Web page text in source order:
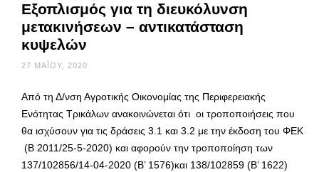
Εξοπλισμός για τη διευκόλυνση
μετακινήσεων – αντικατάσταση
κυψελών
27 ΜΑΪ́ΟΥ, 2020
Από τη Δ/νση Αγροτικής Οικονομίας της Περιφερειακής
Ενότητας Τρικάλων ανακοινώνεται ότι οι τροποποιήσεις που
θα ισχύσουν για τις δράσεις 3.1 και 3.2 με την έκδοση του ΦΕΚ
(Β 2011/25-5-2020) και αφορούν την τροποποίηση των
137/102856/14-04-2020 (Β’ 1576)και 138/102859 (Β’ 1622)